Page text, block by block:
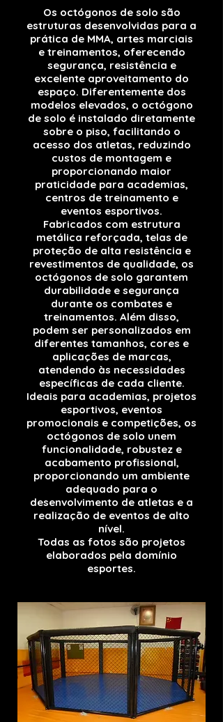
Os octógonos de solo são
estruturas desenvolvidas para a
prática de MMA, artes marciais
e treinamentos, oferecendo
segurança, resistência e
excelente aproveitamento do
espaço. Diferentemente dos
modelos elevados, o octógono
de solo é instalado diretamente
sobre o piso, facilitando o
acesso dos atletas, reduzindo
custos de montagem e
proporcionando maior
praticidade para academias,
centros de treinamento e
eventos esportivos.
Fabricados com estrutura
metálica reforçada, telas de
proteção de alta resistência e
revestimentos de qualidade, os
octógonos de solo garantem
durabilidade e segurança
durante os combates e
treinamentos. Além disso,
podem ser personalizados em
diferentes tamanhos, cores e
aplicações de marcas,
atendendo às necessidades
específicas de cada cliente.
Ideais para academias, projetos
esportivos, eventos
promocionais e competições, os
octógonos de solo unem
funcionalidade, robustez e
acabamento profissional,
proporcionando um ambiente
adequado para o
desenvolvimento de atletas e a
realização de eventos de alto
nível.
Todas as fotos são projetos
elaborados pela domínio
esportes.